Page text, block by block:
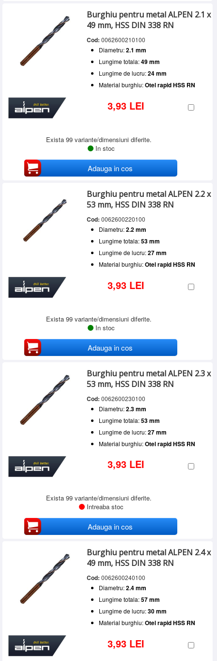
Burghiu pentru metal ALPEN 2.1 x
49 mm, HSS DIN 338 RN
Cod: 0062600210100
Diametru:2.1 mm
Lungime totala:49 mm
Lungime de lucru:24 mm
Material burghiu:Otel rapid HSS RN
3,93 LEI
Exista 99 variante/dimensiuni diferite.
In stoc
Adauga in cos
Burghiu pentru metal ALPEN 2.2 x
53 mm, HSS DIN 338 RN
Cod: 0062600220100
Diametru:2.2 mm
Lungime totala:53 mm
Lungime de lucru:27 mm
Material burghiu:Otel rapid HSS RN
3,93 LEI
Exista 99 variante/dimensiuni diferite.
In stoc
Adauga in cos
Burghiu pentru metal ALPEN 2.3 x
53 mm, HSS DIN 338 RN
Cod: 0062600230100
Diametru:2.3 mm
Lungime totala:53 mm
Lungime de lucru:27 mm
Material burghiu:Otel rapid HSS RN
3,93 LEI
Exista 99 variante/dimensiuni diferite.
Intreaba stoc
Adauga in cos
Burghiu pentru metal ALPEN 2.4 x
49 mm, HSS DIN 338 RN
Cod: 0062600240100
Diametru:2.4 mm
Lungime totala:57 mm
Lungime de lucru:30 mm
Material burghiu:Otel rapid HSS RN
3,93 LEI